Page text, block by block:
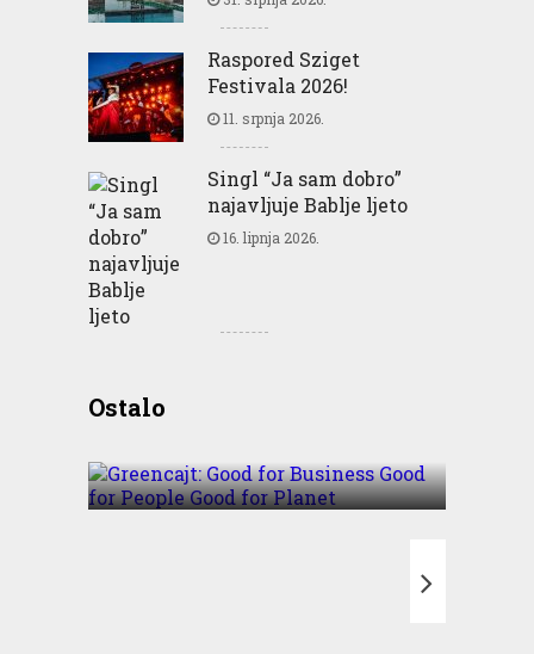
Raspored Sziget
Festivala 2026!
11. srpnja 2026.
Singl “Ja sam dobro”
najavljuje Bablje ljeto
16. lipnja 2026.
OstaloBusiness Good for People